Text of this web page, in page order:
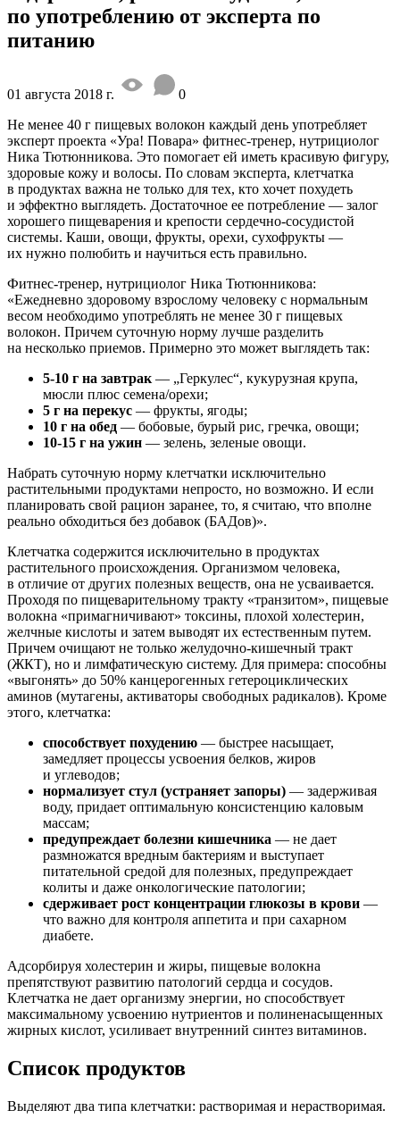
по употреблению от эксперта по
питанию
01 августа 2018 г.
0
Не менее 40 г пищевых волокон каждый день употребляет
эксперт проекта «Ура! Повара» фитнес-тренер, нутрициолог
Ника Тютюнникова. Это помогает ей иметь красивую фигуру,
здоровые кожу и волосы. По словам эксперта, клетчатка
в продуктах важна не только для тех, кто хочет похудеть
и эффектно выглядеть. Достаточное ее потребление — залог
хорошего пищеварения и крепости сердечно-сосудистой
системы. Каши, овощи, фрукты, орехи, сухофрукты —
их нужно полюбить и научиться есть правильно.
Фитнес-тренер, нутрициолог Ника Тютюнникова:
«Ежедневно здоровому взрослому человеку с нормальным
весом необходимо употреблять не менее 30 г пищевых
волокон. Причем суточную норму лучше разделить
на несколько приемов. Примерно это может выглядеть так:
5-10 г на завтрак — „Геркулес“, кукурузная крупа,
мюсли плюс семена/орехи;
5 г на перекус — фрукты, ягоды;
10 г на обед — бобовые, бурый рис, гречка, овощи;
10-15 г на ужин — зелень, зеленые овощи.
Набрать суточную норму клетчатки исключительно
растительными продуктами непросто, но возможно. И если
планировать свой рацион заранее, то, я считаю, что вполне
реально обходиться без добавок (БАДов)».
Клетчатка содержится исключительно в продуктах
растительного происхождения. Организмом человека,
в отличие от других полезных веществ, она не усваивается.
Проходя по пищеварительному тракту «транзитом», пищевые
волокна «примагничивают» токсины, плохой холестерин,
желчные кислоты и затем выводят их естественным путем.
Причем очищают не только желудочно-кишечный тракт
(ЖКТ), но и лимфатическую систему. Для примера: способны
«выгонять» до 50% канцерогенных гетероциклических
аминов (мутагены, активаторы свободных радикалов). Кроме
этого, клетчатка:
способствует похудению — быстрее насыщает,
замедляет процессы усвоения белков, жиров
и углеводов;
нормализует стул (устраняет запоры) — задерживая
воду, придает оптимальную консистенцию каловым
массам;
предупреждает болезни кишечника — не дает
размножатся вредным бактериям и выступает
питательной средой для полезных, предупреждает
колиты и даже онкологические патологии;
сдерживает рост концентрации глюкозы в крови —
что важно для контроля аппетита и при сахарном
диабете.
Адсорбируя холестерин и жиры, пищевые волокна
препятствуют развитию патологий сердца и сосудов.
Клетчатка не дает организму энергии, но способствует
максимальному усвоению нутриентов и полиненасыщенных
жирных кислот, усиливает внутренний синтез витаминов.
Список продуктов
Выделяют два типа клетчатки: растворимая и нерастворимая.